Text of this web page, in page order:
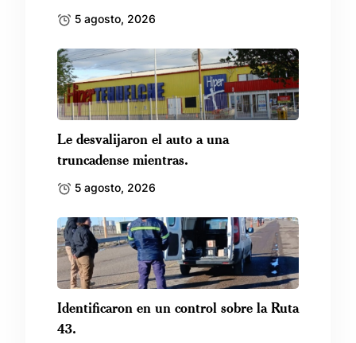
5 agosto, 2026
Le desvalijaron el auto a una
truncadense mientras.
5 agosto, 2026
Identificaron en un control sobre la Ruta
43.